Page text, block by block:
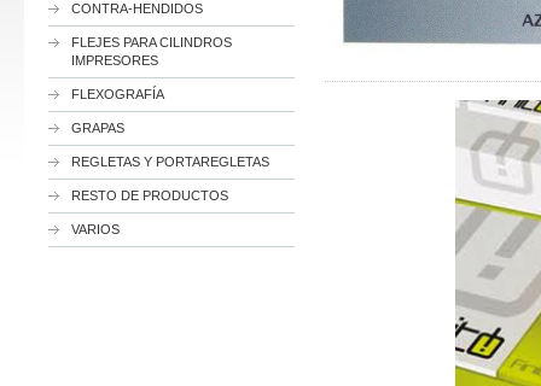
CONTRA-HENDIDOS
FLEJES PARA CILINDROS
IMPRESORES
FLEXOGRAFÍA
GRAPAS
REGLETAS Y PORTAREGLETAS
RESTO DE PRODUCTOS
VARIOS